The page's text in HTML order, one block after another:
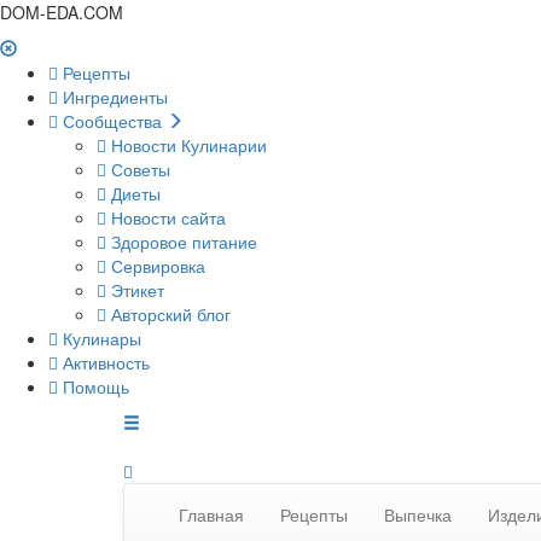
DOM-EDA.COM
Рецепты
Ингредиенты
Сообщества
Новости Кулинарии
Советы
Диеты
Новости сайта
Здоровое питание
Сервировка
Этикет
Авторский блог
Кулинары
Активность
Помощь
Главная Рецепты Выпечка